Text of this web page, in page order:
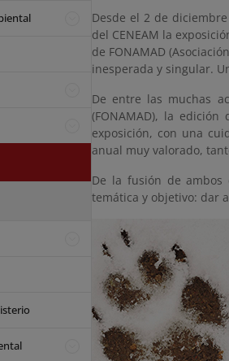
Desde el 2 de
del CENEAM la
de FONAMAD
inesperada y singular.
De entre las muchas
(FONAMAD), la
exposición, con una
anual muy valorado,
De la fusión de ambos
temática y objetivo: dar